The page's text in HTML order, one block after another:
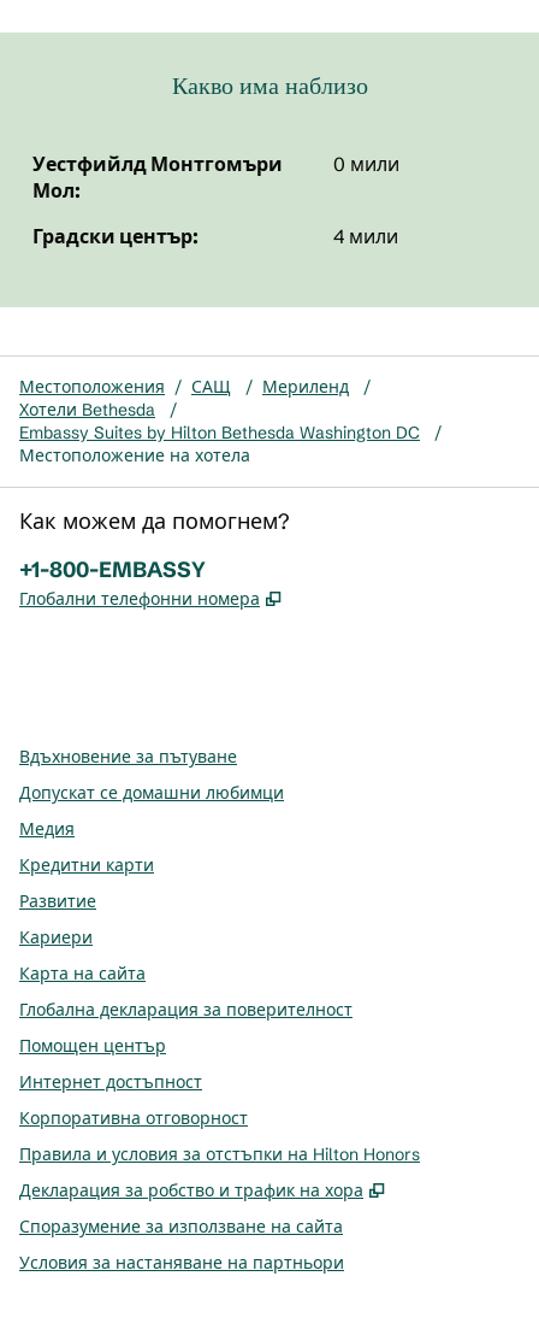
Какво има наблизо
Уестфийлд Монтгомъри
Мол:
0 мили
Градски център: 4 мили
Местоположения / САЩ / Мериленд
/
Хотели Bethesda
/
Embassy Suites by Hilton Bethesda Washington DC
/
Местоположение на хотела
Как можем да помогнем?
Телефон:
+1-800-EMBASSY
Глобални телефонни номера ,
Вдъхновение за пътуване
Допускат се домашни любимци
Медия
Кредитни карти
Развитие
Кариери
Карта на сайта
Глобална декларация за поверителност
Помощен център
Интернет достъпност
Корпоративна отговорност
Правила и условия за отстъпки на Hilton Honors
Декларация за робство и трафик на хора
,
Споразумение за използване на сайта
Условия за настаняване на партньори